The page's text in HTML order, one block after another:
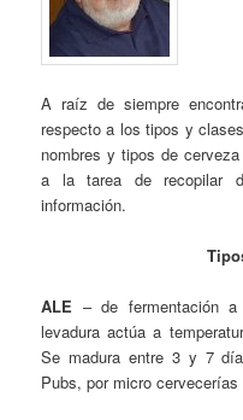
A raíz de siempre
respecto a los tipos y
nombres y tipos de
a la tarea de recopilar
información.
ALE – de fermentación
levadura actúa a
Se madura entre 3 y 7
Pubs, por micro